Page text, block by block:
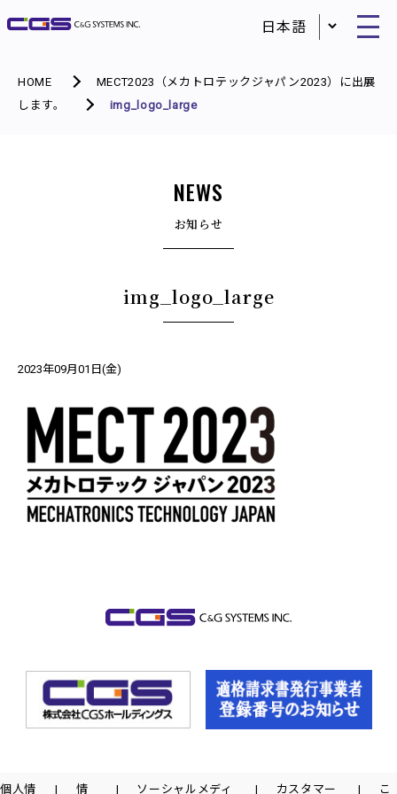
HOME
MECT2023（メカトロテックジャパン2023）に出展
します。
img_logo_large
NEWS
お知らせ
img_logo_large
2023年09月01日(金)
個人情 情 ソーシャルメディ カスタマー こ